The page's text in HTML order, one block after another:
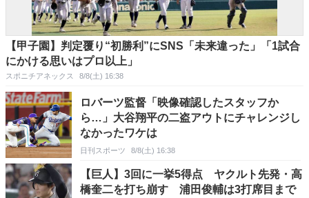
【甲子園】判定覆り“初勝利”にSNS「未来違った」「1試合
にかける思いはプロ以上」
スポニチアネックス 8/8(土) 16:38
ロバーツ監督「映像確認したスタッフか
ら…」大谷翔平の二盗アウトにチャレンジし
なかったワケは
日刊スポーツ 8/8(土) 16:38
【巨人】3回に一挙5得点 ヤクルト先発・高
橋奎二を打ち崩す 浦田俊輔は3打席目まで